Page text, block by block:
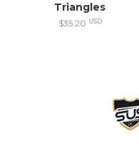
Triangles
$35.20 USD